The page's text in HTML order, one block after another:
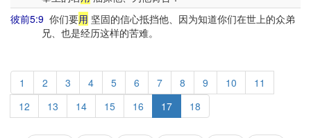
彼前5:9 你们要用 坚固的信心抵挡他、因为知道你们在世上的众弟
兄、也是经历这样的苦难。
1 2 3 4 5 6 7 8 9 10
11
12
13 14 15 16 17 18